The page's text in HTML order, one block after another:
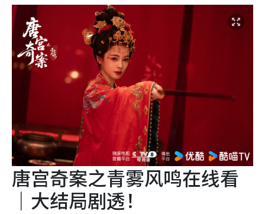
唐宫奇案之青雾风鸣在线看
｜大结局剧透！